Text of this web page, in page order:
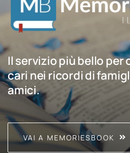
Il servizio più bello per
cari nei ricordi di
amici.
VAI A MEMORIESBOOK